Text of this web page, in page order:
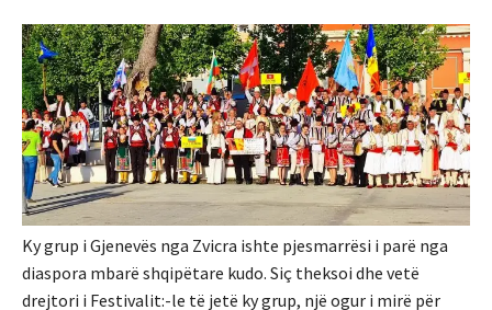
Ky grup i Gjenevës nga Zvicra ishte pjesmarrësi i parë nga
diaspora mbarë shqipëtare kudo. Siç theksoi dhe vetë
drejtori i Festivalit:-le të jetë ky grup, një ogur i mirë për